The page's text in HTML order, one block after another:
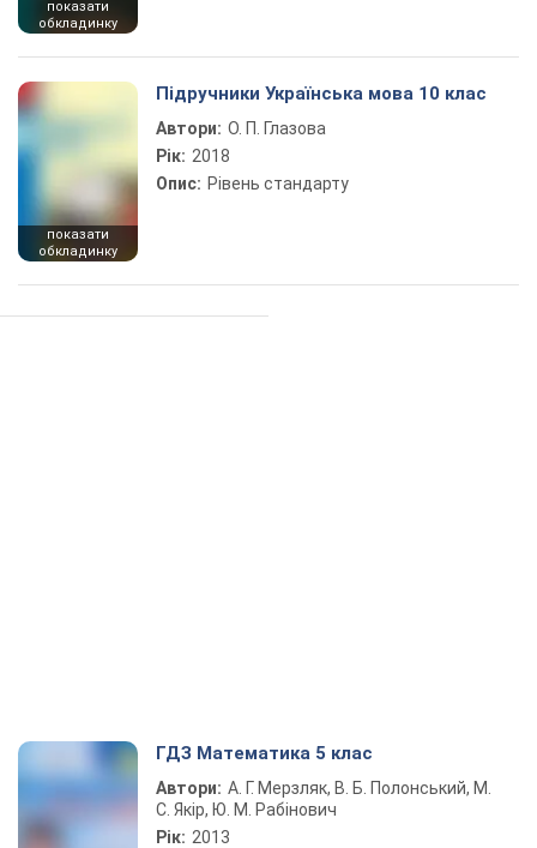
показати
обкладинку
показати
обкладинку
Підручники Українська мова 10 клас
Автори: О. П. Глазова
Рік: 2018
Опис: Рівень стандарту
ГДЗ Математика 5 клас
Автори: А. Г. Мерзляк, В. Б. Полонський, М.
С. Якір, Ю. М. Рабінович
Рік: 2013